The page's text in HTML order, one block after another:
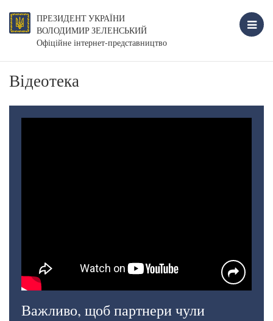
ПРЕЗИДЕНТ УКРАЇНИ
ВОЛОДИМИР ЗЕЛЕНСЬКИЙ
Офіційне інтернет-представництво
Відеотека
Важливо, щоб партнери чули